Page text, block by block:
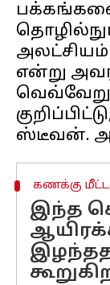
என்று அவர்
கணக்கு
இந்த